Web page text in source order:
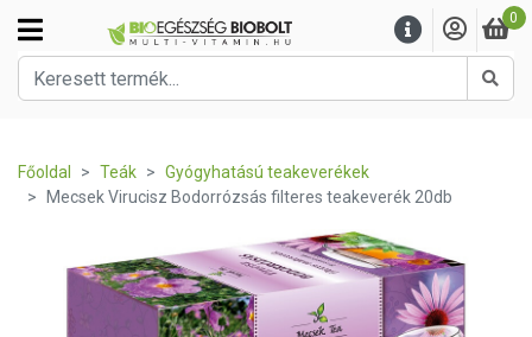
0
Főoldal Teák
Gyógyhatású teakeverékek
Mecsek Virucisz Bodorrózsás filteres teakeverék 20db